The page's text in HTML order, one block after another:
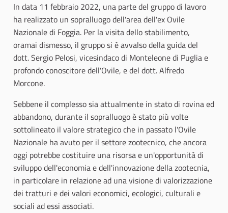
In data 11 febbraio 2022, una parte del gruppo di lavoro
ha realizzato un sopralluogo dell'area dell'ex Ovile
Nazionale di Foggia. Per la visita dello stabilimento,
oramai dismesso, il gruppo si è avvalso della guida del
dott. Sergio Pelosi, vicesindaco di Monteleone di Puglia e
profondo conoscitore dell'Ovile, e del dott. Alfredo
Morcone.
Sebbene il complesso sia attualmente in stato di rovina ed
abbandono, durante il sopralluogo è stato più volte
sottolineato il valore strategico che in passato l'Ovile
Nazionale ha avuto per il settore zootecnico, che ancora
oggi potrebbe costituire una risorsa e un'opportunità di
sviluppo dell'economia e dell'innovazione della zootecnia,
in particolare in relazione ad una visione di valorizzazione
dei tratturi e dei valori economici, ecologici, culturali e
sociali ad essi associati.